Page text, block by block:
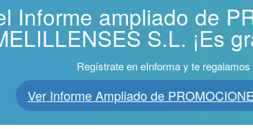
Informe ampliado de
S.L. ¡Es
Regístrate en eInforma y te
Ver Informe Ampliado de